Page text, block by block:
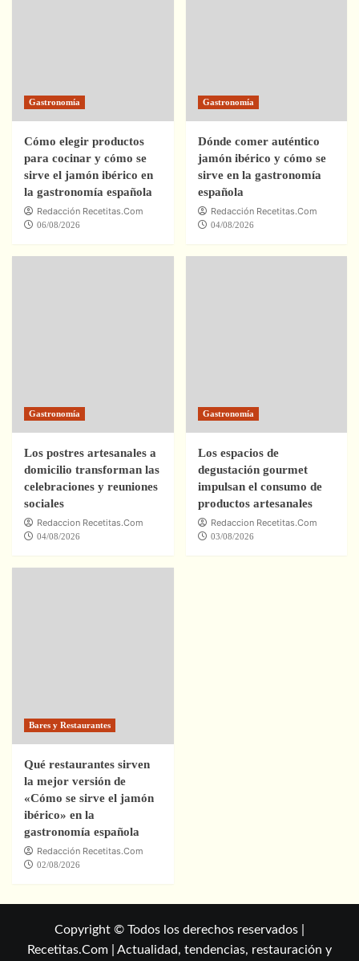
Gastronomía
Cómo elegir productos
para cocinar y cómo se
sirve el jamón ibérico en
la gastronomía española
Redacción Recetitas.Com
06/08/2026
Gastronomía
Dónde comer auténtico
jamón ibérico y cómo se
sirve en la gastronomía
española
Redacción Recetitas.Com
04/08/2026
Gastronomía
Los postres artesanales a
domicilio transforman las
celebraciones y reuniones
sociales
Redaccion Recetitas.Com
04/08/2026
Gastronomía
Los espacios de
degustación gourmet
impulsan el consumo de
productos artesanales
Redaccion Recetitas.Com
03/08/2026
Bares y Restaurantes
Qué restaurantes sirven
la mejor versión de
«Cómo se sirve el jamón
ibérico» en la
gastronomía española
Redacción Recetitas.Com
02/08/2026
Copyright © Todos los derechos reservados |
Recetitas.Com | Actualidad, tendencias, restauración y